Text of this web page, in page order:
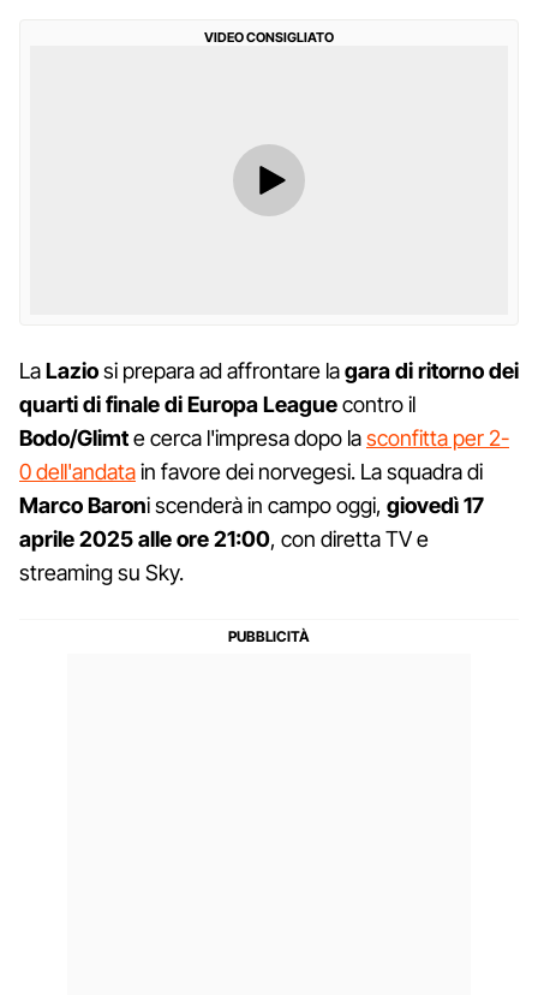
VIDEO CONSIGLIATO
LaLaziosi prepara ad affrontare lagara di ritorno dei
quarti di finale di Europa Leaguecontro il
Bodo/Glimte cerca l'impresa dopo lasconfitta per 2-
0 dell'andatain favore dei norvegesi. La squadra di
Marco Baroni scenderà in campo oggi, giovedì 17
aprile 2025 alle ore 21:00, con diretta TV e
streaming su Sky.